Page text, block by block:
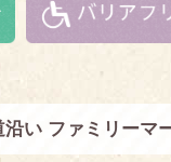
沿い ファミリーマ